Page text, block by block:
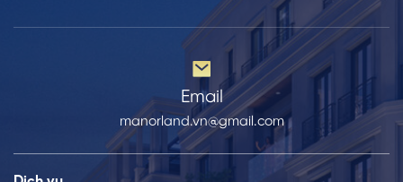
Email
manorland.vn@gmail.com